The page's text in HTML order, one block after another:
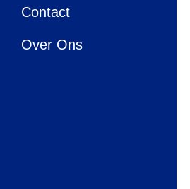
Contact
Over Ons